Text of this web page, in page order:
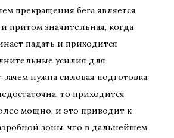
прекращения бега является
и притом значительная, когда
падать и приходится
усилия для
нужна силовая подготовка.
то приходится
мощно, и это приводит к
зоны, что в дальнейшем